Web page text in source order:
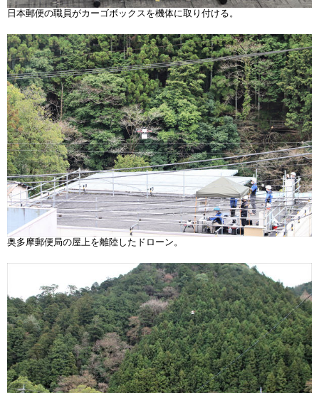
日本郵便の職員がカーゴボックスを機体に取り付ける。
奥多摩郵便局の屋上を離陸したドローン。